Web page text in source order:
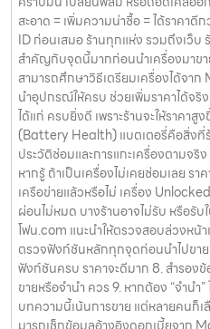
สะอาด = เพิ่มความน่าซื้อ = ได้ราคา
ID ก่อนเสมอ ร้านทุกแห่ง รวมถึงเว็บ
สำคัญกับจุดนี้มากก่อนนำเครื่องมาข
สามารถศึกษาวิธีเตรียมเครื่องได้จา
นำอุปกรณ์ให้ครบ ช่วยเพิ่มราคาได้จ
ได้แก่ ครบยิ่งดี เพราะร้านจะให้ราคา
(Battery Health) แบตเตอรี่คือสิ่งที่
ประวัติซ่อมและการแกะเครื่องตามจริ
หากรู้ ถ้าเป็นเครื่องไม่เคยซ่อมเลย ร
เครือข่ายแล้วหรือไม่ เครื่อง
ผ่อนไม่หมด บางร้านอาจไม่รับ หรือรับ
โฟน.com แนะนำให้ตรวจสอบล่วงหน้า
ตรวจฟังก์ชันหลักทุกจุดก่อนนำไปขาย
ฟังก์ชันครบ ราคาจะดีมาก 8. สำรอง
ขายหรือจำนำ ควร 9. หากต้อง “จำนำ
บทความนี้เน้นการขาย แต่หลายคนก็เ